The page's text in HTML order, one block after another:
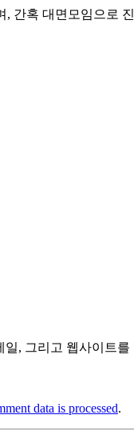
, 간혹 대면모임으로
, 그리고 웹사이트를
data is processed.